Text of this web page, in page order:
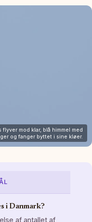
mod klar, blå himmel med
og fanger byttet i sine kløer.
i Danmark?
af antallet af